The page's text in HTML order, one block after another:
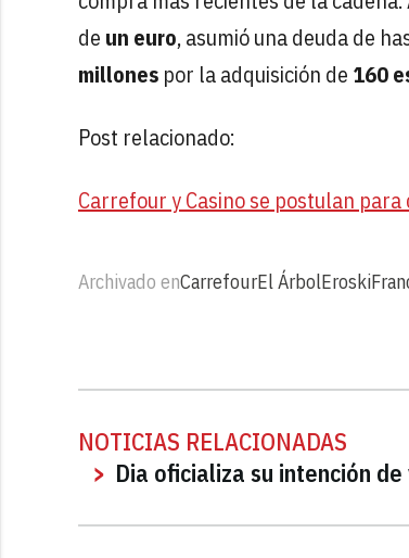
de un euro, asumió una deuda de
millones por la adquisición de 160
Post relacionado:
Carrefour y Casino se postulan
Archivado enCarrefourEl ÁrbolEroski
NOTICIAS RELACIONADAS
Dia oficializa su intención